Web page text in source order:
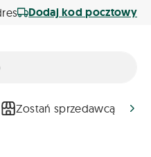
Dodaj kod pocztowy
Zostań sprzedawcą